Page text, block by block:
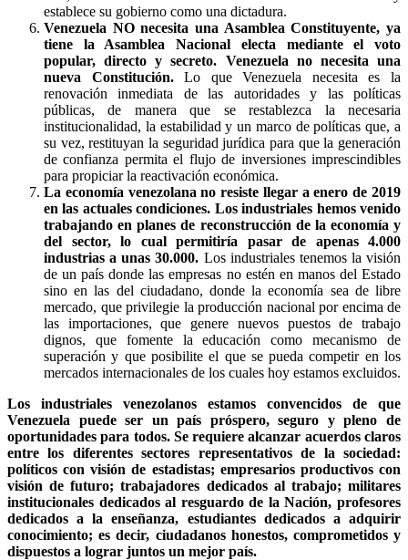
establece su gobierno como una dictadura.
Venezuela NO necesita una Asamblea Constituyente, ya
tiene la Asamblea Nacional electa mediante el voto
popular, directo y secreto. Venezuela no necesita una
nueva Constitución.Lo que Venezuela necesita es la
renovación inmediata de las autoridades y las políticas
públicas, de manera que se restablezca la necesaria
institucionalidad, la estabilidad y un marco de políticas que, a
su vez, restituyan la seguridad jurídica para que la generación
de confianza permita el flujo de inversiones imprescindibles
para propiciar la reactivación económica.
La economía venezolana no resiste llegar a enero de 2019
en las actuales condiciones. Los industriales hemos venido
trabajando en planes de reconstrucción de la economía y
del sector, lo cual permitiría pasar de apenas 4.000
industrias a unas 30.000. Los industriales tenemos la visión
de un país donde las empresas no estén en manos del Estado
sino en las del ciudadano, donde la economía sea de libre
mercado, que privilegie la producción nacional por encima de
las importaciones, que genere nuevos puestos de trabajo
dignos, que fomente la educación como mecanismo de
superación y que posibilite el que se pueda competir en los
mercados internacionales de los cuales hoy estamos excluidos.
Los industriales venezolanos estamos convencidos de que
Venezuela puede ser un país próspero, seguro y pleno de
oportunidades para todos. Se requiere alcanzar acuerdos claros
entre los diferentes sectores representativos de la sociedad:
políticos con visión de estadistas; empresarios productivos con
visión de futuro; trabajadores dedicados al trabajo; militares
institucionales dedicados al resguardo de la Nación, profesores
dedicados a la enseñanza, estudiantes dedicados a adquirir
conocimiento; es decir, ciudadanos honestos, comprometidos y
dispuestos a lograr juntos un mejor país.